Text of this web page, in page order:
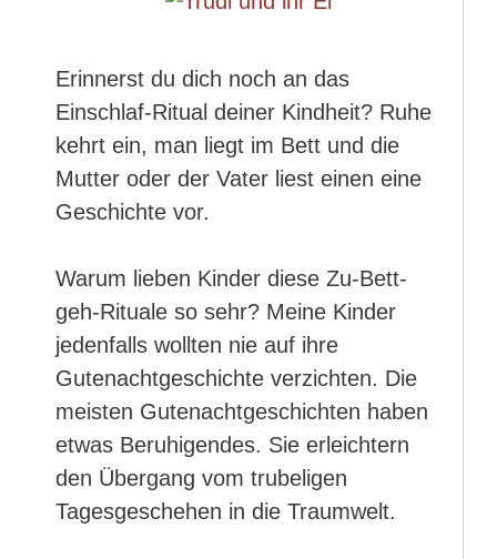
Erinnerst du dich noch an das
Einschlaf-Ritual deiner Kindheit? Ruhe
kehrt ein, man liegt im Bett und die
Mutter oder der Vater liest einen eine
Geschichte vor.
Warum lieben Kinder diese Zu-Bett-
geh-Rituale so sehr? Meine Kinder
jedenfalls wollten nie auf ihre
Gutenachtgeschichte verzichten. Die
meisten Gutenachtgeschichten haben
etwas Beruhigendes. Sie erleichtern
den Übergang vom trubeligen
Tagesgeschehen in die Traumwelt.